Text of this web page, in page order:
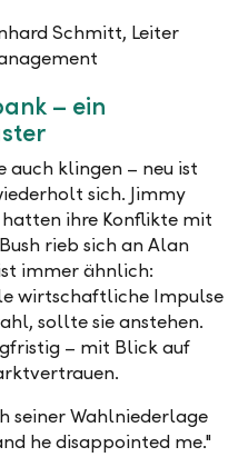
teilen
Schmitt, Leiter
– ein
auch klingen – neu ist
sich. Jimmy
ihre Konflikte mit
rieb sich an Alan
immer ähnlich:
wirtschaftliche Impulse
sollte sie anstehen.
– mit Blick auf
seiner Wahlniederlage
he disappointed me."